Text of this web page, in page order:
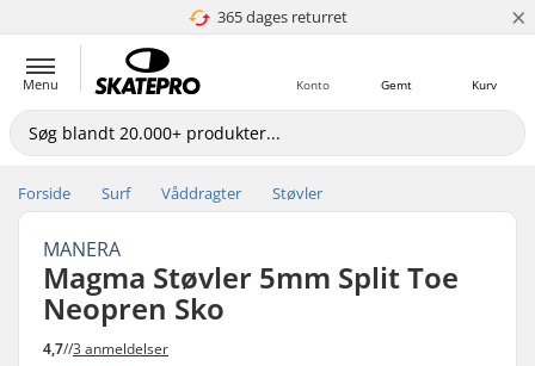
365 dages returret
4.8 ud af 5 ×
Menu Kurv
Gemt
Konto
Forside Surf Våddragter Støvler
MANERA
Magma Støvler 5mm Split Toe
Neopren Sko
4,7//3 anmeldelser